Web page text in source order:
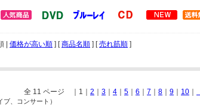
| 価格が高い順 ] [商品名順 ] [売れ筋順 ]
全 11 ページ ｜1｜ 2 3 4 5 6 7 8 9 10
ブ、コンサート）